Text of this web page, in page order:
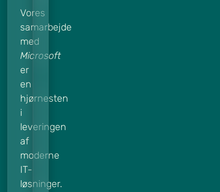
Vores
samarbejde
med
Microsoft
er
en
hjørnesten
i
leveringen
af
moderne
IT-
løsninger.